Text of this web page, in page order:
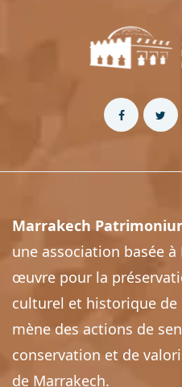
Marrakech
une association basée
œuvre pour la
culturel et historique de
mène des actions de
conservation et de
de Marrakech.